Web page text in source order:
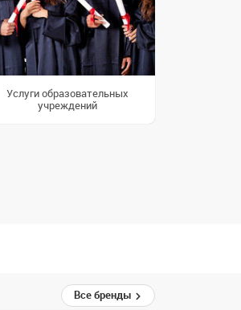
Услуги образовательных
учреждений
Все бренды